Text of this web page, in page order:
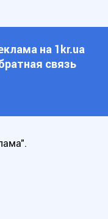
на 1kr.ua
связь